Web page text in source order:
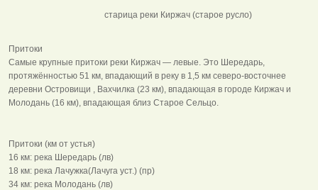
старица реки Киржач (старое русло)
Притоки
Самые крупные притоки реки Киржач — левые. Это Шередарь,
протяжённостью 51 км, впадающий в реку в 1,5 км северо-восточнее
деревни Островищи , Вахчилка (23 км), впадающая в городе Киржач и
Молодань (16 км), впадающая близ Старое Сельцо.
Притоки (км от устья)
16 км: река Шередарь (лв)
18 км: река Лачужка(Лачуга уст.) (пр)
34 км: река Молодань (лв)